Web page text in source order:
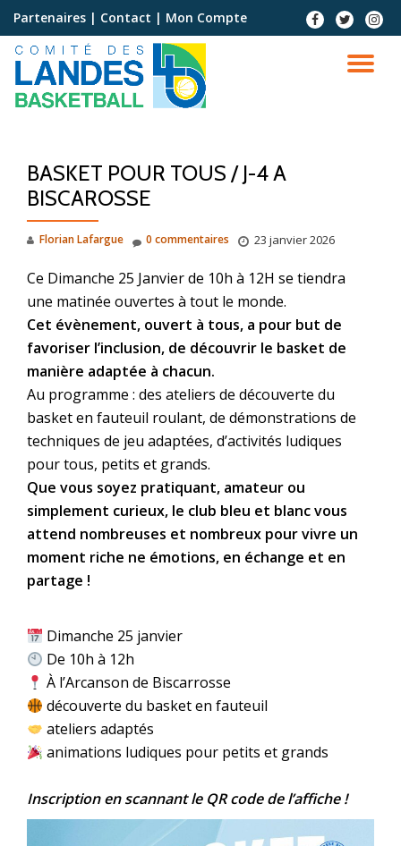
Aller
contenu
Partenaires | Contact | Mon Compte
BASKET POUR TOUS / J-4 A
BISCAROSSE
Florian Lafargue 23 janvier 2026
0 commentaires
Ce Dimanche 25 Janvier de 10h à 12H se tiendra
une matinée ouvertes à tout le monde.
Cet évènement, ouvert à tous, a pour but de
favoriser l’inclusion, de découvrir le basket de
manière adaptée à chacun.
Au programme : des ateliers de découverte du
basket en fauteuil roulant, de démonstrations de
techniques de jeu adaptées, d’activités ludiques
pour tous, petits et grands.
Que vous soyez pratiquant, amateur ou
simplement curieux, le club bleu et blanc vous
attend nombreuses et nombreux pour vivre un
moment riche ne émotions, en échange et en
partage !
Dimanche 25 janvier
De 10h à 12h
À l’Arcanson de Biscarrosse
découverte du basket en fauteuil
ateliers adaptés
animations ludiques pour petits et grands
Inscription en scannant le QR code de l’affiche !